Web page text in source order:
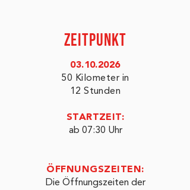
ZEITPUNKT
03.10.2026
50 Kilometer in
12 Stunden
STARTZEIT:
ab 07:30 Uhr
ÖFFNUNGSZEITEN:
Die Öffnungszeiten der